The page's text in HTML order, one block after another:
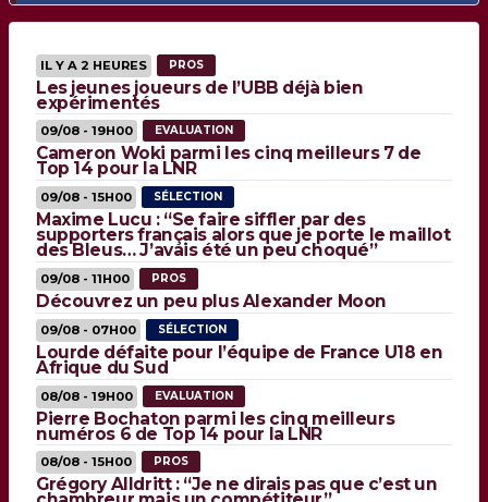
IL Y A 2 HEURES PROS
Les jeunes joueurs de l’UBB déjà bien
expérimentés
09/08 - 19H00 EVALUATION
Cameron Woki parmi les cinq meilleurs 7 de
Top 14 pour la LNR
09/08 - 15H00 SÉLECTION
Maxime Lucu : “Se faire siffler par des
supporters français alors que je porte le maillot
des Bleus… J’avais été un peu choqué”
09/08 - 11H00 PROS
Découvrez un peu plus Alexander Moon
09/08 - 07H00 SÉLECTION
Lourde défaite pour l’équipe de France U18 en
Afrique du Sud
08/08 - 19H00 EVALUATION
Pierre Bochaton parmi les cinq meilleurs
numéros 6 de Top 14 pour la LNR
08/08 - 15H00 PROS
Grégory Alldritt : “Je ne dirais pas que c’est un